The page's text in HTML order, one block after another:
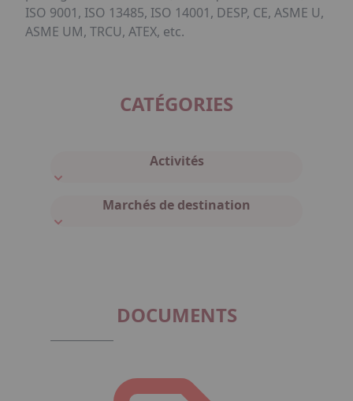
ISO 9001, ISO 13485, ISO 14001, DESP, CE, ASME U,
ASME UM, TRCU, ATEX, etc.
CATÉGORIES
Activités
Marchés de destination
DOCUMENTS